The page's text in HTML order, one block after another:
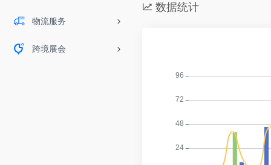
物流服务
跨境展会
数据统计